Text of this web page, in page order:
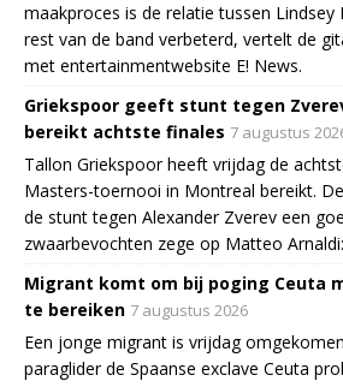
maakproces is de relatie tussen Lindsey
rest van de band verbeterd, vertelt de
met entertainmentwebsite E! News.
Griekspoor geeft stunt tegen
bereikt achtste finales 7 augustus
Tallon Griekspoor heeft vrijdag de
Masters-toernooi in Montreal bereikt.
de stunt tegen Alexander Zverev een
zwaarbevochten zege op Matteo
Migrant komt om bij poging Ceuta
te bereiken 7 augustus 2026
Een jonge migrant is vrijdag
paraglider de Spaanse exclave Ceuta